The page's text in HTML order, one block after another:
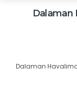
Dalaman
Dalaman